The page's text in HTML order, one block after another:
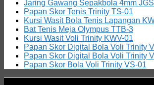
Jaring Gawang Sepakbola 4mm
Papan Skor Tenis Trinity TS-01
Kursi Wasit Bola Tenis Lapangan
Bat Tenis Meja Olympus TTB-3
Kursi Wasit Voli Trinity KWV-01
Papan Skor Digital Bola Voli Trinity
Papan Skor Digital Bola Voli Trinity
Papan Skor Bola Voli Trinity VS-01